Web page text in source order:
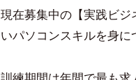
現在募集中の【実践ビ
いパソコンスキルを身に